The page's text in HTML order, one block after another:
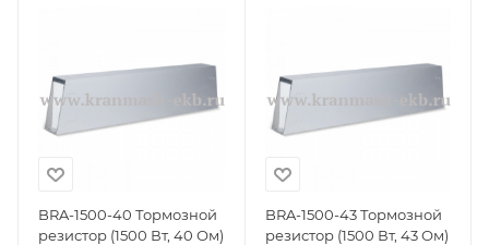
BRA-1500-40 Тормозной
резистор (1500 Вт, 40 Ом)
BRA-1500-43 Тормозной
резистор (1500 Вт, 43 Ом)